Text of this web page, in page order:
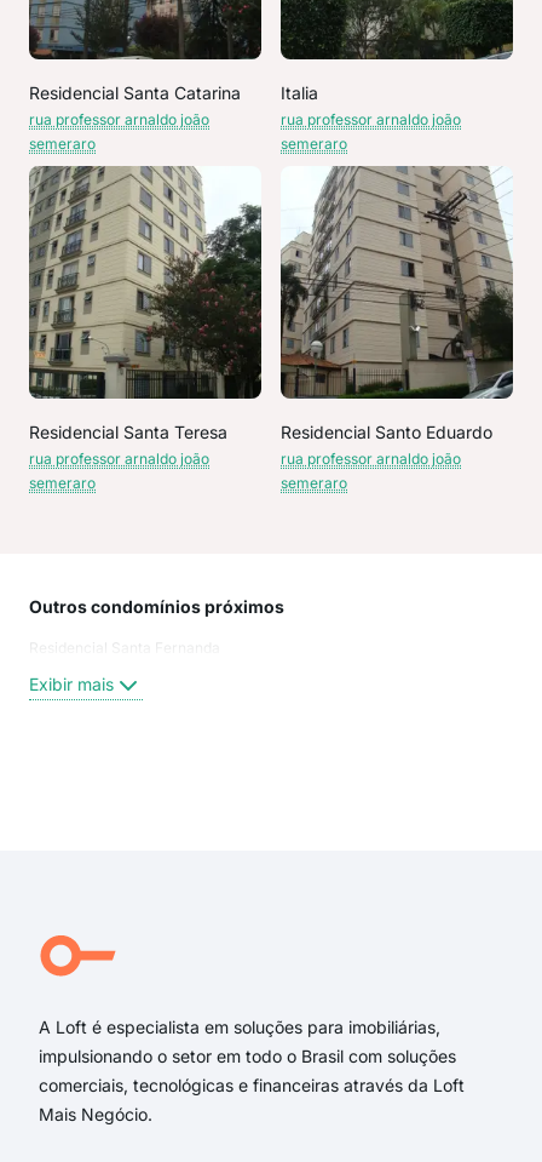
Residencial Santa Catarina
rua professor arnaldo joão
semeraro
Italia
rua professor arnaldo joão
semeraro
Residencial Santa Teresa
rua professor arnaldo joão
semeraro
Residencial Santo Eduardo
rua professor arnaldo joão
semeraro
Outros condomínios próximos
Residencial Santa Fernanda
Exibir mais
A Loft é especialista em soluções para imobiliárias,
impulsionando o setor em todo o Brasil com soluções
comerciais, tecnológicas e financeiras através da Loft
Mais Negócio.